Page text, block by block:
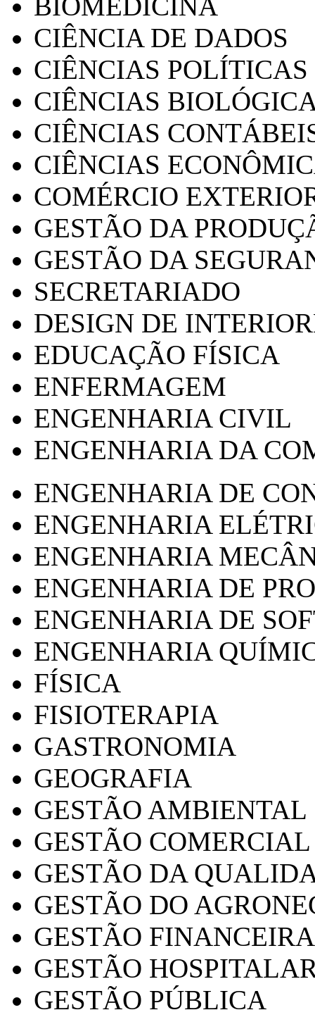
CIÊNCIA DE DADOS
CIÊNCIAS POLÍTICAS
CIÊNCIAS
CIÊNCIAS
CIÊNCIAS
COMÉRCIO
GESTÃO DA
GESTÃO DA
SECRETARIADO
DESIGN DE
EDUCAÇÃO FÍSICA
ENFERMAGEM
ENGENHARIA CIVIL
ENGENHARIA DA
ENGENHARIA DE
ENGENHARIA
ENGENHARIA
ENGENHARIA DE
ENGENHARIA DE
ENGENHARIA
FÍSICA
FISIOTERAPIA
GASTRONOMIA
GEOGRAFIA
GESTÃO AMBIENTAL
GESTÃO COMERCIAL
GESTÃO DA
GESTÃO DO
GESTÃO FINANCEIRA
GESTÃO
GESTÃO PÚBLICA